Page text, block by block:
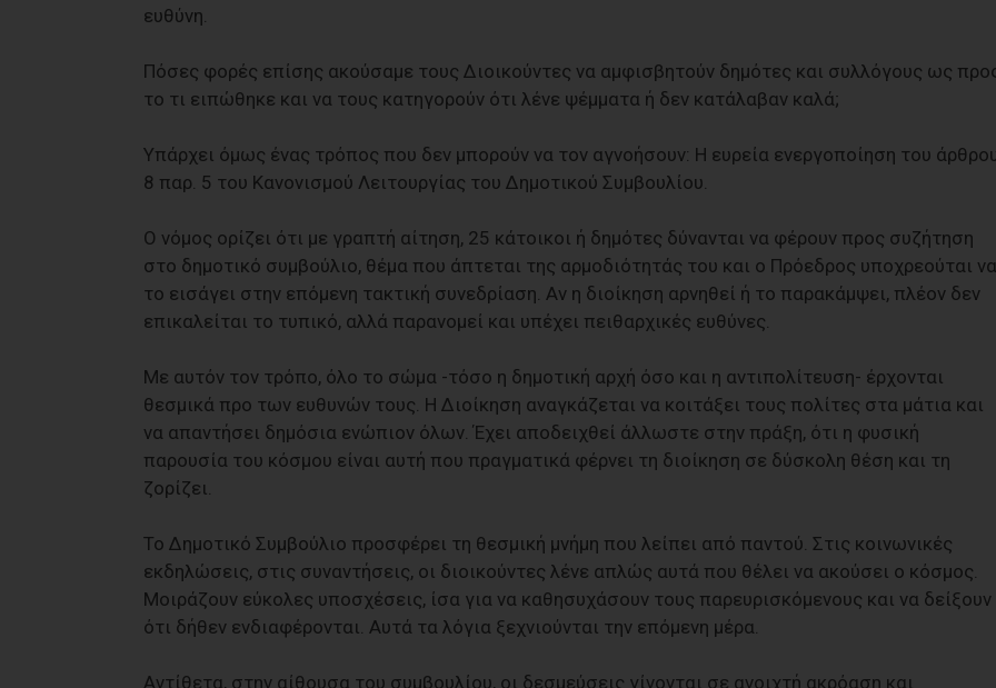
ευθύνη.
Πόσες φορές επίσης ακούσαμε τους Διοικούντες να αμφισβητούν δημότες και συλλόγους ως
το τι ειπώθηκε και να τους κατηγορούν ότι λένε ψέμματα ή δεν κατάλαβαν καλά;
Υπάρχει όμως ένας τρόπος που δεν μπορούν να τον αγνοήσουν: Η ευρεία ενεργοποίηση του
8 παρ. 5 του Κανονισμού Λειτουργίας του Δημοτικού Συμβουλίου.
Ο νόμος ορίζει ότι με γραπτή αίτηση, 25 κάτοικοι ή δημότες δύνανται να φέρουν προς συζήτηση
στο δημοτικό συμβούλιο, θέμα που άπτεται της αρμοδιότητάς του και ο Πρόεδρος υποχρεούται να
το εισάγει στην επόμενη τακτική συνεδρίαση. Αν η διοίκηση αρνηθεί ή το παρακάμψει, πλέον δεν
επικαλείται το τυπικό, αλλά παρανομεί και υπέχει πειθαρχικές ευθύνες.
Με αυτόν τον τρόπο, όλο το σώμα -τόσο η δημοτική αρχή όσο και η αντιπολίτευση- έρχονται
θεσμικά προ των ευθυνών τους. Η Διοίκηση αναγκάζεται να κοιτάξει τους πολίτες στα μάτια και
να απαντήσει δημόσια ενώπιον όλων. Έχει αποδειχθεί άλλωστε στην πράξη, ότι η φυσική
παρουσία του κόσμου είναι αυτή που πραγματικά φέρνει τη διοίκηση σε δύσκολη θέση και τη
ζορίζει.
Το Δημοτικό Συμβούλιο προσφέρει τη θεσμική μνήμη που λείπει από παντού. Στις κοινωνικές
εκδηλώσεις, στις συναντήσεις, οι διοικούντες λένε απλώς αυτά που θέλει να ακούσει ο κόσμος.
Μοιράζουν εύκολες υποσχέσεις, ίσα για να καθησυχάσουν τους παρευρισκόμενους και να δείξουν
ότι δήθεν ενδιαφέρονται. Αυτά τα λόγια ξεχνιούνται την επόμενη μέρα.
Αντίθετα, στην αίθουσα του συμβουλίου, οι δεσμεύσεις γίνονται σε ανοιχτή ακρόαση και